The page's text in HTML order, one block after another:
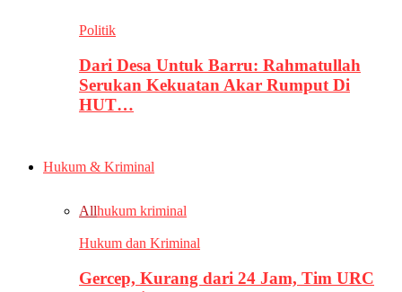
Politik
Dari Desa Untuk Barru: Rahmatullah
Serukan Kekuatan Akar Rumput Di
HUT…
Hukum & Kriminal
Allhukum kriminal
Hukum dan Kriminal
Gercep, Kurang dari 24 Jam, Tim URC